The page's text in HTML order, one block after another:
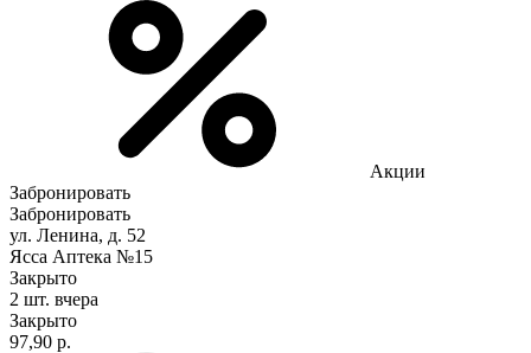
Акции
Забронировать
Забронировать
ул. Ленина, д. 52
Ясса Аптека №15
Закрыто
2 шт. вчера
Закрыто
97,90 р.